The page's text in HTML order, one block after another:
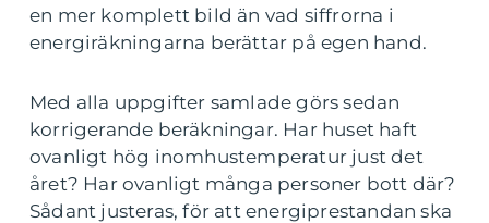
en mer komplett bild än vad siffrorna i
energiräkningarna berättar på egen hand.
Med alla uppgifter samlade görs sedan
korrigerande beräkningar. Har huset haft
ovanligt hög inomhustemperatur just det
året? Har ovanligt många personer bott där?
Sådant justeras, för att energiprestandan ska